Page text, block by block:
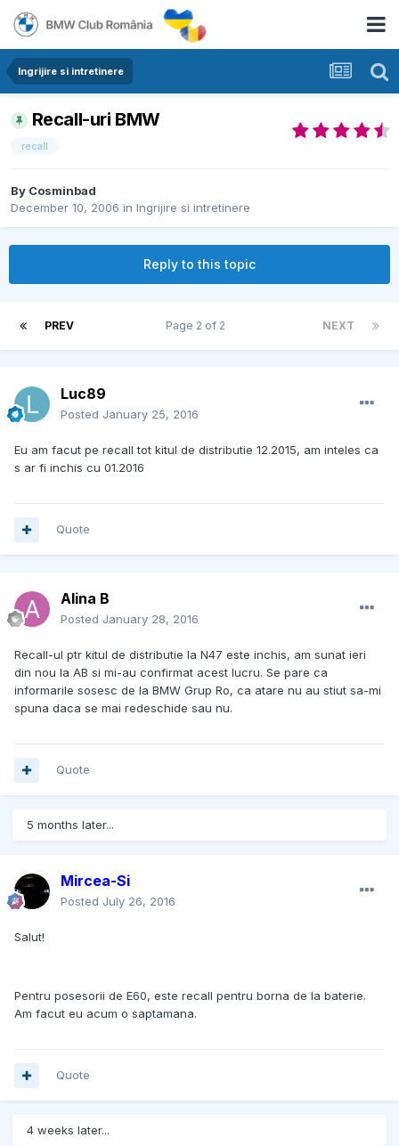
Ingrijire si intretinere
Recall-uri BMW
recall
By Cosminbad
December 10, 2006 in Ingrijire si intretinere
Reply to this topic
PREV NEXT
Page 2 of 2
Luc89
Posted January 25, 2016
Eu am facut pe recall tot kitul de distributie 12.2015, am inteles ca
s ar fi inchis cu 01.2016
Quote
Alina B
Posted January 28, 2016
Recall-ul ptr kitul de distributie la N47 este inchis, am sunat ieri
din nou la AB si mi-au confirmat acest lucru. Se pare ca
informarile sosesc de la BMW Grup Ro, ca atare nu au stiut sa-mi
spuna daca se mai redeschide sau nu.
Quote
5 months later...
Mircea-Si
Posted July 26, 2016
Salut!
Pentru posesorii de E60, este recall pentru borna de la baterie.
Am facut eu acum o saptamana.
Quote
4 weeks later...